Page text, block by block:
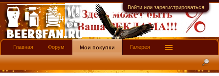
Войти или зарегистрироваться
имеют информационной ценности! СПАСИБО
Главная Форум Мои покупки Галерея